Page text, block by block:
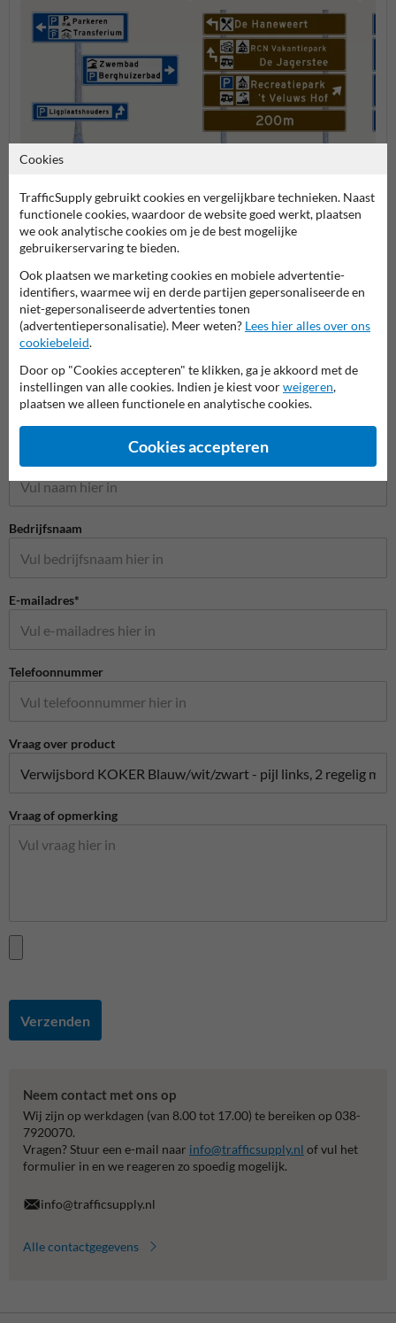
Verwijsborden KOKER blauw Verwijsborden bruin
Stel je vraag aan Recreatieterrein.nl
Bedrijfsnaam
E-mailadres*
Telefoonnummer
Vraag over product
Vraag of opmerking
Verzenden
Neem contact met ons op
Wij zijn op werkdagen (van 8.00 tot 17.00) te bereiken op 038-
7920070.
Vragen? Stuur een e-mail naar info@trafficsupply.nl of vul het
formulier in en we reageren zo spoedig mogelijk.
info@trafficsupply.nl
Alle contactgegevens
Cookies
TrafficSupply gebruikt cookies en vergelijkbare technieken. Naast
functionele cookies, waardoor de website goed werkt, plaatsen
we ook analytische cookies om je de best mogelijke
gebruikerservaring te bieden.
Ook plaatsen we marketing cookies en mobiele advertentie-
identifiers, waarmee wij en derde partijen gepersonaliseerde en
niet-gepersonaliseerde advertenties tonen
(advertentiepersonalisatie). Meer weten? Lees hier alles over ons
cookiebeleid.
Door op "Cookies accepteren" te klikken, ga je akkoord met de
instellingen van alle cookies. Indien je kiest voorweigeren,
plaatsen we alleen functionele en analytische cookies.
Cookies accepteren